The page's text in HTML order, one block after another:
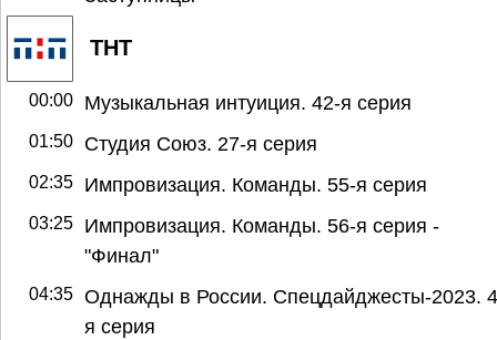
ТНТ
00:00 Музыкальная интуиция. 42-я серия
01:50 Студия Союз. 27-я серия
02:35 Импровизация. Команды. 55-я серия
03:25
Импровизация. Команды. 56-я серия -
"Финал"
04:35 Однажды в России. Спецдайджесты-2023.
я серия